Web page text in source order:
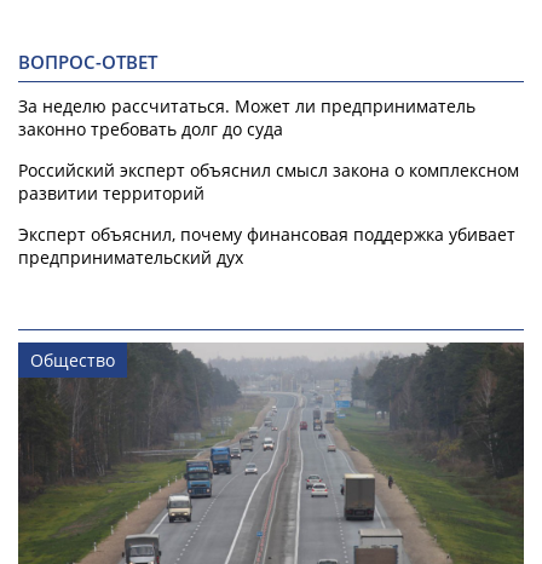
ВОПРОС-ОТВЕТ
За неделю рассчитаться. Может ли предприниматель
законно требовать долг до суда
Российский эксперт объяснил смысл закона о комплексном
развитии территорий
Эксперт объяснил, почему финансовая поддержка убивает
предпринимательский дух
Общество